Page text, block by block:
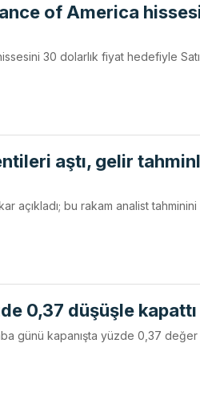
of America
30 dolarlık fiyat hedefiyle
aştı, gelir
açıkladı; bu rakam analist
0,37 düşüşle kapattı
günü kapanışta yüzde 0,37 değer